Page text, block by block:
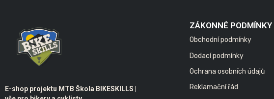
E-shop projektu MTB Škola BIKESKILLS |
ZÁKONNÉ PODMÍNKY
Obchodní podmínky
Dodací podmínky
Ochrana osobních údajů
Reklamační řád